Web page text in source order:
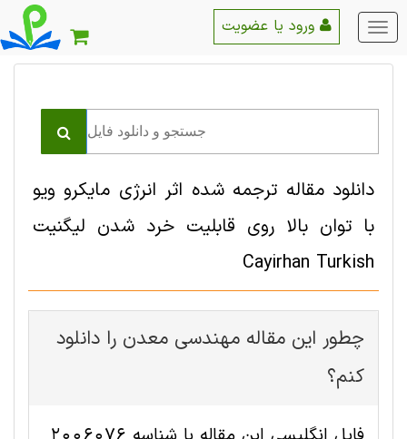
منو
اصلی
دانلود مقاله ترجمه شده اثر انرژی مایکرو ویو
با توان بالا روی قابلیت خرد شدن لیگنیت
Cayirhan Turkish
چطور این مقاله مهندسی معدن را دانلود
کنم؟